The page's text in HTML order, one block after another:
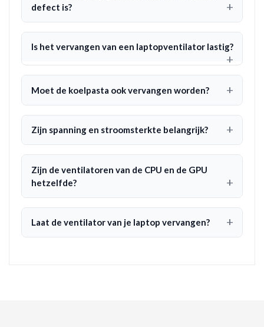
defect is?
Is het vervangen van een laptopventilator lastig?
Moet de koelpasta ook vervangen worden?
Zijn spanning en stroomsterkte belangrijk?
Zijn de ventilatoren van de CPU en de GPU
hetzelfde?
Laat de ventilator van je laptop vervangen?